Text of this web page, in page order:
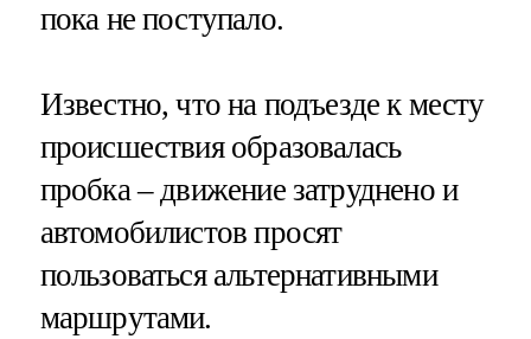
пока не поступало.
Известно, что на подъезде к месту
происшествия образовалась
пробка – движение затруднено и
автомобилистов просят
пользоваться альтернативными
маршрутами.